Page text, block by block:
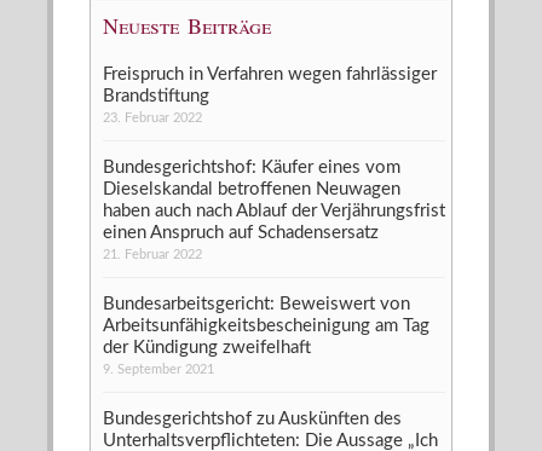
Neueste Beiträge
Freispruch in Verfahren wegen fahrlässiger
Brandstiftung
23. Februar 2022
Bundesgerichtshof: Käufer eines vom
Dieselskandal betroffenen Neuwagen
haben auch nach Ablauf der Verjährungsfrist
einen Anspruch auf Schadensersatz
21. Februar 2022
Bundesarbeitsgericht: Beweiswert von
Arbeitsunfähigkeitsbescheinigung am Tag
der Kündigung zweifelhaft
9. September 2021
Bundesgerichtshof zu Auskünften des
Unterhaltsverpflichteten: Die Aussage „Ich